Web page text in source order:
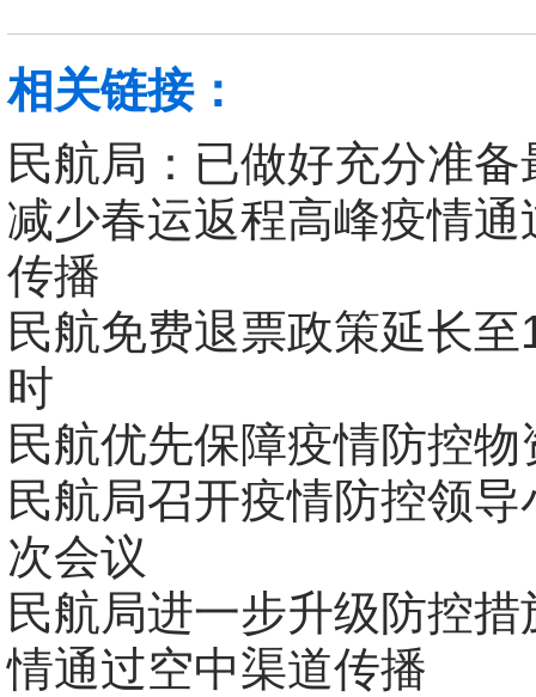
相关链接：
民航局：已做好充分准
减少春运返程高峰疫情通
传播
民航免费退票政策延长
时
民航优先保障疫情防控物
民航局召开疫情防控领
次会议
民航局进一步升级防控
情通过空中渠道传播